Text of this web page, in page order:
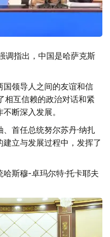
调指出，中国是哈萨克斯
国领导人之间的友谊和信
相互信赖的政治对话和紧
断深入发展。
首任总统努尔苏丹·纳扎
立与发展过程中，发挥了
斯穆-卓玛尔特·托卡耶夫